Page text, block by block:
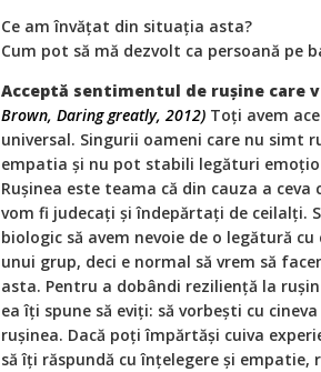
Ce am învățat din situația asta?
Cum pot să mă dezvolt ca persoană pe
Acceptă sentimentul de rușine care
Brown, Daring greatly, 2012) Toți avem
universal. Singurii oameni care nu simt
empatia și nu pot stabili legături
Rușinea este teama că din cauza a
vom fi judecați și îndepărtați de ceilalți.
biologic să avem nevoie de o legătură
unui grup, deci e normal să vrem să
asta. Pentru a dobândi reziliență la
ea îți spune să eviți: să vorbești cu
rușinea. Dacă poți împărtăși cuiva
să îți răspundă cu înțelegere și empatie,